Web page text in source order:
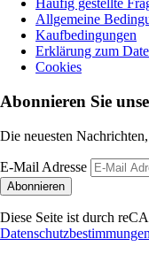
Häufig gestellte
Allgemeine
Kaufbedingungen
Erklärung zum
Cookies
Abonnieren Sie
Die neuesten
E-Mail Adresse
Abonnieren
Diese Seite ist durch
Datenschutzbestimmungen